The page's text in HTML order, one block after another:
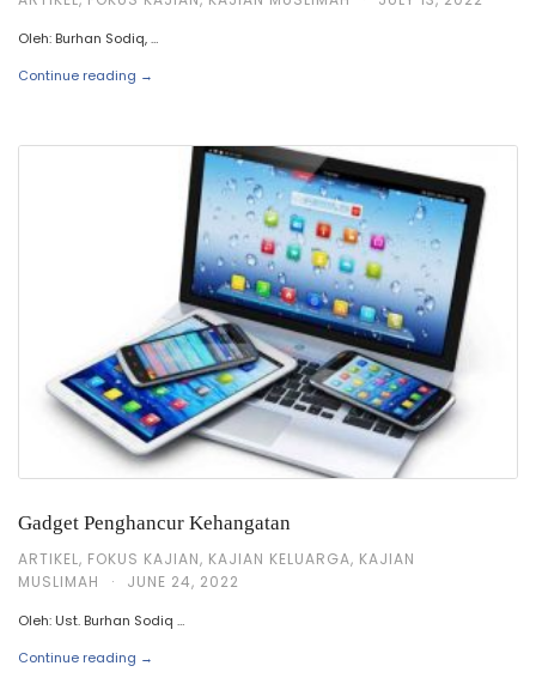
Oleh: Burhan Sodiq, …
Continue reading →
Gadget Penghancur Kehangatan
ARTIKEL, FOKUS KAJIAN, KAJIAN KELUARGA, KAJIAN
MUSLIMAH
· JUNE 24, 2022
Oleh: Ust. Burhan Sodiq …
Continue reading →